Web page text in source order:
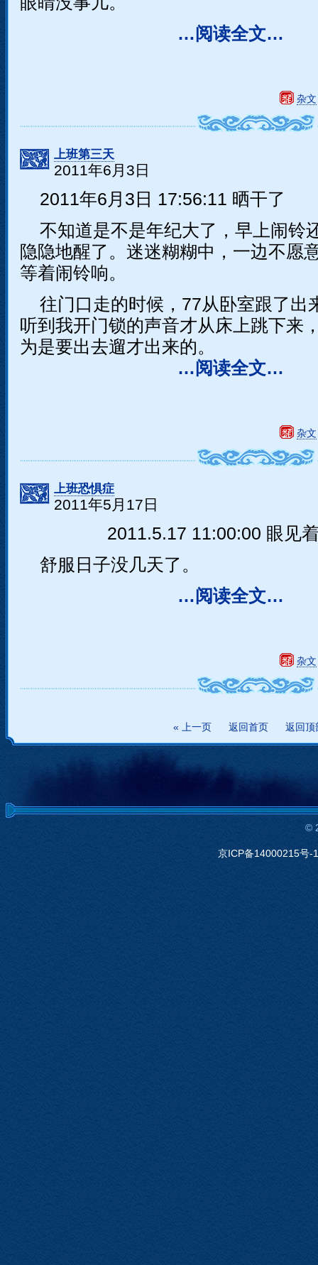
…阅读全文…
杂文
上班第三天
2011年6月3日
2011年6月3日 17:56:11 晒干了
不知道是不是年纪大了，早上闹铃
隐隐地醒了。迷迷糊糊中，一边不愿
等着闹铃响。
往门口走的时候，77从卧室跟了出
听到我开门锁的声音才从床上跳下来
为是要出去遛才出来的。
…阅读全文…
杂文
上班恐惧症
2011年5月17日
2011.5.17 11:00:00 眼见
舒服日子没几天了。
…阅读全文…
杂文
« 上一页 返回首页 返回顶
©
京ICP备14000215号-1